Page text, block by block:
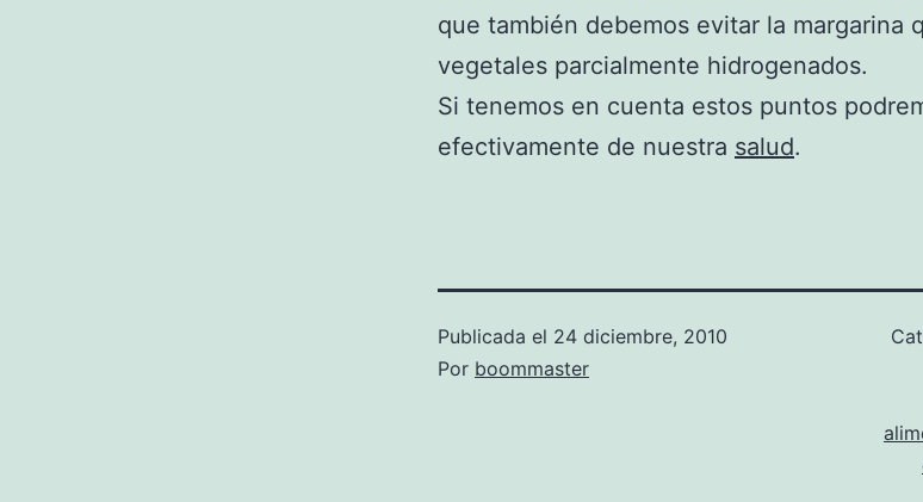
que también debemos evitar la margarina
vegetales parcialmente hidrogenados.
Si tenemos en cuenta estos puntos
efectivamente de nuestra salud.
Publicada el 24 diciembre, 2010
Por boommaster